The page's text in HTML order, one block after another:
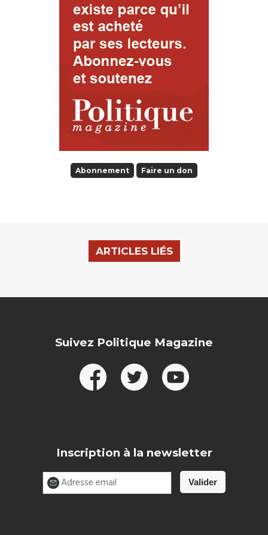
Abonnement Faire un don
ARTICLES LIÉS
Suivez Politique Magazine
Inscription à la newsletter